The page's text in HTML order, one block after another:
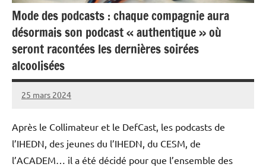
Mode des podcasts : chaque compagnie aura
désormais son podcast « authentique » où
seront racontées les dernières soirées
alcoolisées
25 mars 2024
Caporal
Aucun
Après le Collimateur et le DefCast, les podcasts de
l’IHEDN, des jeunes du l’IHEDN, du CESM, de
l’ACADEM… il a été décidé pour que l’ensemble des